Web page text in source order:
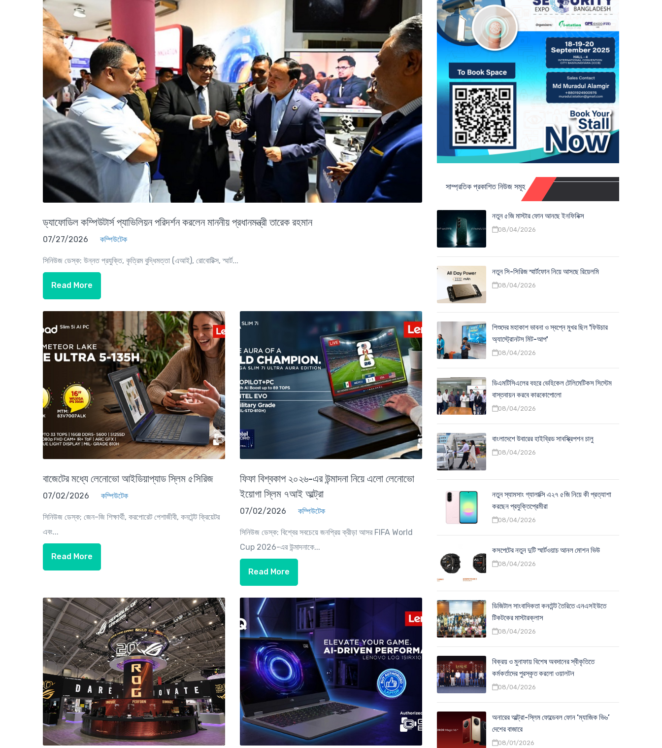
ড্যাফোডিল কম্পিউটার্স প্যাভিলিয়ন পরিদর্শন করলেন মাননীয় প্রধানমন্ত্রী তারেক রহমান
07/27/2026 কম্পিউটেক
সিনিউজ ডেস্ক: উন্নত প্রযুক্তি, কৃত্রিম বুদ্ধিমত্তা (এআই), রোবোটিক্স, স্মার্ট...
Read More
বাজেটের মধ্যে লেনোভো আইডিয়াপ্যাড স্লিম ৫সিরিজ
07/02/2026 কম্পিউটেক
সিনিউজ ডেস্ক; জেন-জি শিক্ষার্থী, করপোরেট পেশাজীবী, কনটেন্ট ক্রিয়েটর
এবং...
Read More
ফিফা বিশ্বকাপ ২০২৬-এর উন্মাদনা নিয়ে এলো লেনোভো
ইয়োগা স্লিম ৭আই আল্ট্রা
07/02/2026 কম্পিউটেক
সিনিউজ ডেস্ক: বিশ্বের সবচেয়ে জনপ্রিয় ক্রীড়া আসর FIFA World
Cup 2026-এর উন্মাদনাকে...
Read More
সাম্প্রতিক প্রকাশিত নিউজ সমূহ
নতুন ৫জি মাস্টার ফোন আনছে ইনফিনিক্স
08/04/2026
নতুন সি-সিরিজ স্মার্টফোন নিয়ে আসছে রিয়েলমি
08/04/2026
শিশুদের মহাকাশ ভাবনা ও স্বপ্নে মুখর ছিল 'ফিউচার
অ্যাস্ট্রোনটস মিট-আপ'
08/04/2026
ডিএমটিসিএলের বহরে ভেহিকেল টেলিমেটিকস সিস্টেম
বাস্তবায়ন করবে কারকোপোলো
08/04/2026
বাংলাদেশে উবারের হাইব্রিড সাবস্ক্রিপশন চালু
08/04/2026
নতুন স্যামসাং গ্যালাক্সি এ২৭ ৫জি নিয়ে কী প্রত্যাশা
করছেন প্রযুক্তিপ্রেমীরা
08/04/2026
কসপেটের নতুন দুটি স্মার্টওয়াচ আনল মোশন ভিউ
08/04/2026
ডিজিটাল সাংবাদিকতা কনটেন্ট তৈরিতে এনএসইউতে
টিকটকের মাস্টারক্লাস
08/04/2026
বিক্রয় ও মুনাফায় বিশেষ অবদানের স্বীকৃতিতে
কর্মকর্তাদের পুরস্কৃত করলো ওয়ালটন
08/04/2026
অনারের আল্ট্রা-স্লিম ফোল্ডেবল ফোন ‘ম্যাজিক ভি৬’
দেশের বাজারে
08/01/2026